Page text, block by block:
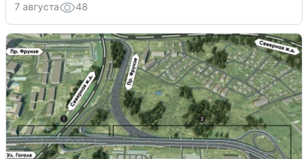
7 августа 48